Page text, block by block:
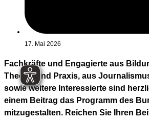
17. Mai 2026
Fachkräfte und Engagierte aus
Theorie und Praxis, aus
sowie weitere Interessierte sind
einem Beitrag das Programm des
mitzugestalten. Reichen Sie Ihren